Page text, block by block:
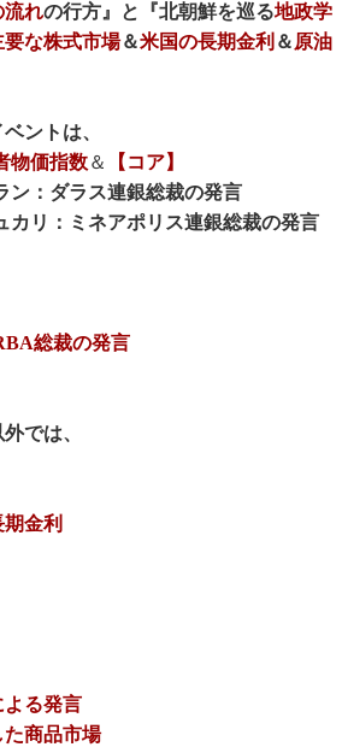
流れの行方』と『北朝鮮を巡る地政学
要な株式市場＆米国の長期金利 ＆原油
ントは、
物価指数＆
【コア】
ン：ダラス連銀総裁の発言
カリ：ミネアポリス連銀総裁の発言
総裁の発言
では、
金利
よる発言
商品市場